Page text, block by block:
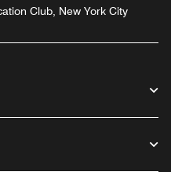
Club, New York City